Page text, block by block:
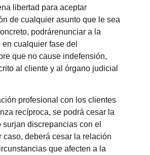
libertad para aceptar
de cualquier asunto que le sea
podrárenunciar a la
cualquier fase del
que no cause indefensión,
al cliente y al órgano judicial
profesional con los clientes
recíproca, se podrá cesar la
discrepancias con el
caso, deberá cesar la relación
que afecten a la